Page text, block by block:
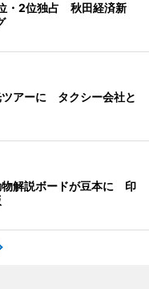
・2位独占 秋田経済新
ツアーに タクシー会社と
物解説ボードが豆本に 印